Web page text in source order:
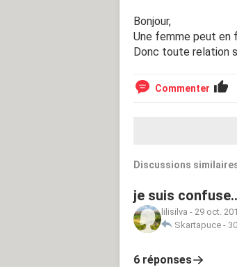
Bonjour,
Une femme peut en
Donc toute relation
Commenter
Discussions
je suis
lilisilva - 29 oct.
Skartapuce -
6 réponses